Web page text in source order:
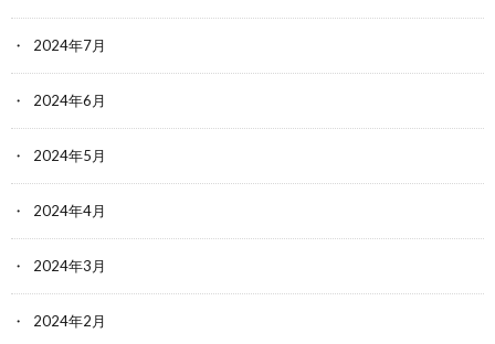
2024年7月
2024年6月
2024年5月
2024年4月
2024年3月
2024年2月